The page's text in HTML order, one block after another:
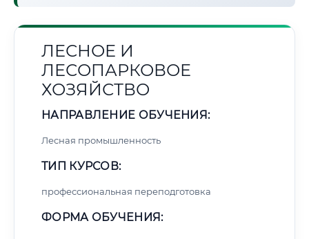
ЛЕСНОЕ И
ЛЕСОПАРКОВОЕ
ХОЗЯЙСТВО
НАПРАВЛЕНИЕ ОБУЧЕНИЯ:
Лесная промышленность
ТИП КУРСОВ:
профессиональная переподготовка
ФОРМА ОБУЧЕНИЯ: